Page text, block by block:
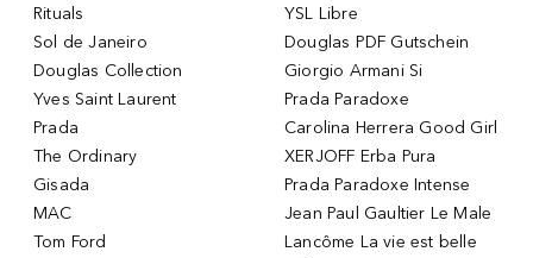
Rituals
Sol de Janeiro
Douglas Collection
Yves Saint Laurent
Prada
The Ordinary
Gisada
MAC
Tom Ford
YSL Libre
Douglas PDF Gutschein
Giorgio Armani Si
Prada Paradoxe
Carolina Herrera Good Girl
XERJOFF Erba Pura
Prada Paradoxe Intense
Jean Paul Gaultier Le Male
Lancôme La vie est belle